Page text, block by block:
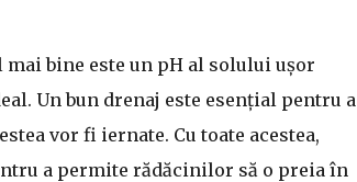
bine este un pH al solului ușor
Un bun drenaj este esențial pentru a
vor fi iernate. Cu toate acestea,
a permite rădăcinilor să o preia în